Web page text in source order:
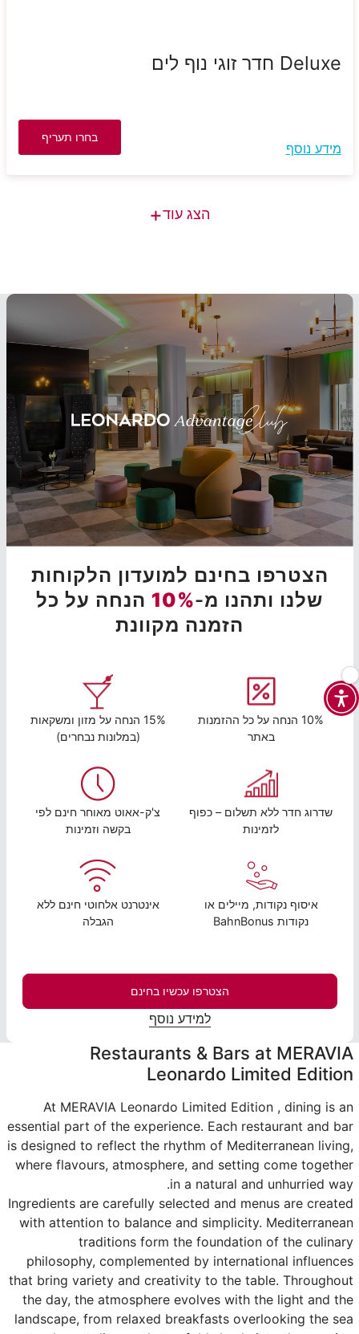
Deluxe חדר זוגי נוף לים
מידע נוסף
בחרו תעריף
הצג עוד+
הצטרפו בחינם למועדון הלקוחות
שלנו ותהנו מ-10% הנחה על כל
הזמנה מקוונת
10% הנחה על כל ההזמנות
באתר
15% הנחה על מזון ומשקאות
(במלונות נבחרים)
שדרוג חדר ללא תשלום – כפוף
לזמינות
צ'ק-אאוט מאוחר חינם לפי
בקשה וזמינות
איסוף נקודות, מיילים או
נקודות BahnBonus
אינטרנט אלחוטי חינם ללא
הגבלה
הצטרפו עכשיו בחינם
למידע נוסף
Restaurants & Bars at MERAVIA
Leonardo Limited Edition
At MERAVIA Leonardo Limited Edition , dining is an
essential part of the experience. Each restaurant and bar
is designed to reflect the rhythm of Mediterranean living,
where flavours, atmosphere, and setting come together
in a natural and unhurried way.
Ingredients are carefully selected and menus are created
with attention to balance and simplicity. Mediterranean
traditions form the foundation of the culinary
philosophy, complemented by international influences
that bring variety and creativity to the table. Throughout
the day, the atmosphere evolves with the light and the
landscape, from relaxed breakfasts overlooking the sea